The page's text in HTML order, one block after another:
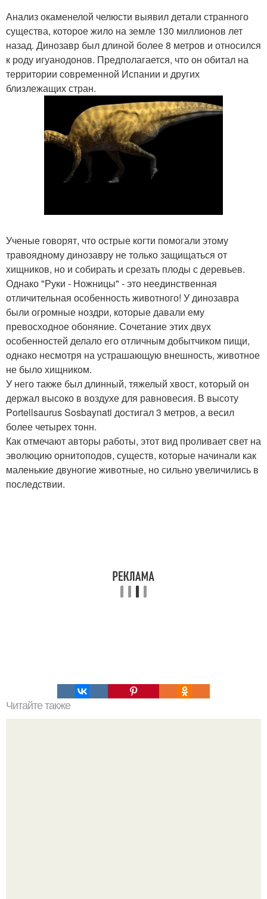
Анализ окаменелой челюсти выявил детали странного
существа, которое жило на земле 130 миллионов лет
назад. Динозавр был длиной более 8 метров и относился
к роду игуанодонов. Предполагается, что он обитал на
территории современной Испании и других
близлежащих стран.
Ученые говорят, что острые когти помогали этому
травоядному динозавру не только защищаться от
хищников, но и собирать и срезать плоды с деревьев.
Однако "Руки - Ножницы" - это неединственная
отличительная особенность животного! У динозавра
были огромные ноздри, которые давали ему
превосходное обоняние. Сочетание этих двух
особенностей делало его отличным добытчиком пищи,
однако несмотря на устрашающую внешность, животное
не было хищником.
У него также был длинный, тяжелый хвост, который он
держал высоко в воздухе для равновесия. В высоту
Portellsaurus Sosbaynati достигал 3 метров, а весил
более четырех тонн.
Как отмечают авторы работы, этот вид проливает свет на
эволюцию орнитоподов, существ, которые начинали как
маленькие двуногие животные, но сильно увеличились в
последствии.
Читайте также